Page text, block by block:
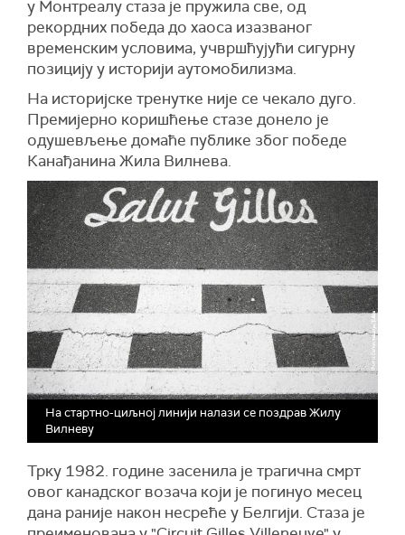
у Монтреалу стаза је пружила све, од
рекордних победа до хаоса изазваног
временским условима, учвршћујући сигурну
позицију у историји аутомобилизма.
На историјске тренутке није се чекало дуго.
Премијерно коришћење стазе донело је
одушевљење домаће публике због победе
Канађанина Жила Вилнева.
На стартно-циљној линији налази се поздрав Жилу
Вилневу
Трку 1982. године засенила је трагична смрт
овог канадског возача који је погинуо месец
дана раније након несреће у Белгији. Стаза је